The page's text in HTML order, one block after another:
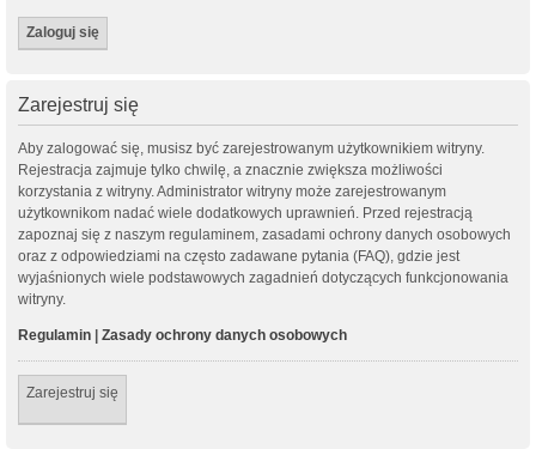
Zarejestruj się
Aby zalogować się, musisz być zarejestrowanym użytkownikiem witryny.
Rejestracja zajmuje tylko chwilę, a znacznie zwiększa możliwości
korzystania z witryny. Administrator witryny może zarejestrowanym
użytkownikom nadać wiele dodatkowych uprawnień. Przed rejestracją
zapoznaj się z naszym regulaminem, zasadami ochrony danych osobowych
oraz z odpowiedziami na często zadawane pytania (FAQ), gdzie jest
wyjaśnionych wiele podstawowych zagadnień dotyczących funkcjonowania
witryny.
Regulamin | Zasady ochrony danych osobowych
Zarejestruj się